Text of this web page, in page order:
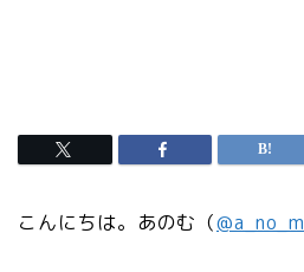
こんにちは。あのむ（@a_no_m